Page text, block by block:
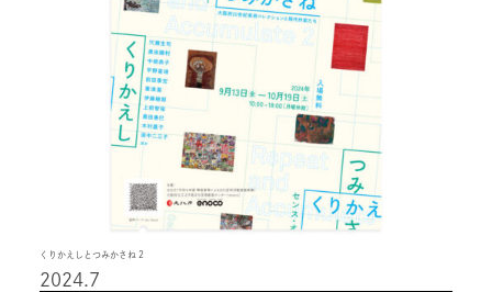
くりかえしとつみかさね 2
2024.7